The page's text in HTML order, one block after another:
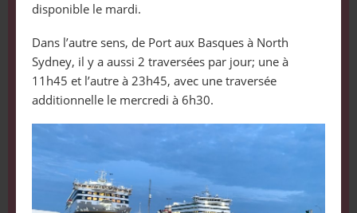
disponible le mardi.
Dans l’autre sens, de Port aux Basques à North
Sydney, il y a aussi 2 traversées par jour; une à
11h45 et l’autre à 23h45, avec une traversée
additionnelle le mercredi à 6h30.